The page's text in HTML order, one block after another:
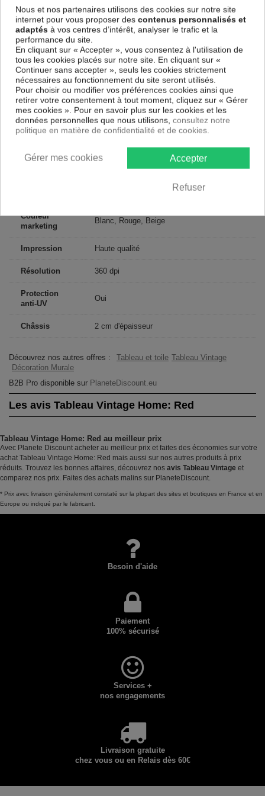
suspendre le tableau immédiatement sans avoir à l'encadrer.
Le Tableau Vintage Home: Redest résistant aux rayons UV, inodore
et 100 % sûr, parfait même pour la chambre à coucher et la chambre
des enfants.
Notre large choix de tableaux tendances et modernes constituent un
moyen simple et pas cher de donner une nouvelle touche à vos
intérieurs, il y en a pour tous les goût.
Descriptif technique
Collection Art
120x40 cm, 135x45 cm
Couleur
marketing
Blanc, Rouge, Beige
Impression Haute qualité
Résolution 360 dpi
Protection
anti-UV
Oui
Châssis 2 cm d'épaisseur
Découvrez nos autres offres : Tableau et toile Tableau Vintage
Décoration Murale
B2B Pro disponible sur PlaneteDiscount.eu
Les avis Tableau Vintage Home: Red
Tableau Vintage Home: Red au meilleur prix
Avec Planete Discount acheter au meilleur prix et faites des économies sur votre
achat Tableau Vintage Home: Red mais aussi sur nos autres produits à prix
réduits. Trouvez les bonnes affaires, découvrez nos avis Tableau Vintage et
comparez nos prix. Faites des achats malins sur PlaneteDiscount.
* Prix avec livraison généralement constaté sur la plupart des sites et boutiques en France et en
Europe ou indiqué par le fabricant.
Besoin d'aide
Paiement
100% sécurisé
Services +
nos engagements
Livraison gratuite
chez vous ou en Relais dès 60€
Nous et nos partenaires utilisons des cookies sur notre site
internet pour vous proposer des contenus personnalisés et
adaptés à vos centres d’intérêt, analyser le trafic et la
performance du site.
En cliquant sur « Accepter », vous consentez à l'utilisation de
tous les cookies placés sur notre site. En cliquant sur «
Continuer sans accepter », seuls les cookies strictement
nécessaires au fonctionnement du site seront utilisés.
Pour choisir ou modifier vos préférences cookies ainsi que
retirer votre consentement à tout moment, cliquez sur « Gérer
mes cookies ». Pour en savoir plus sur les cookies et les
données personnelles que nous utilisons, consultez notre
politique en matière de confidentialité et de cookies.
Accepter
Refuser
Gérer mes cookies